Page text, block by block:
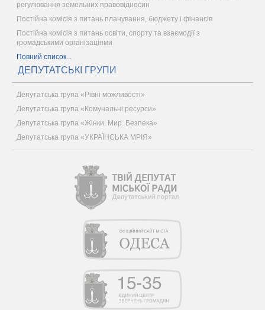
регулювання земельних правовідносин
Постійна комісія з питань планування, бюджету і фінансів
Постійна комісія з питань освіти, спорту та взаємодії з
громадськими організаціями
Повний список...
ДЕПУТАТСЬКІ ГРУПИ
Депутатська група «Рівні можливості»
Депутатська група «Комунальні ресурси»
Депутатська група «Жінки. Мир. Безпека»
Депутатська група «УКРАЇНСЬКА МРІЯ»